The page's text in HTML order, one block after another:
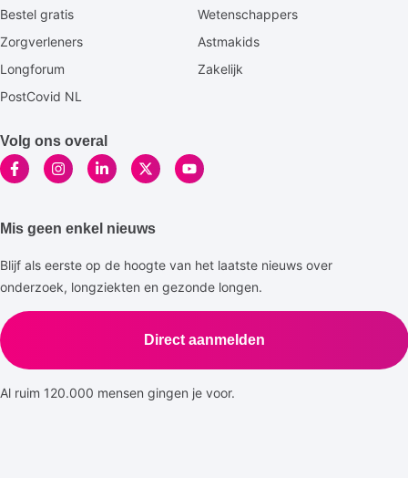
Bestel gratis
Wetenschappers
Zorgverleners
Astmakids
Longforum
Zakelijk
PostCovid NL
Volg ons overal
Mis geen enkel nieuws
Blijf als eerste op de hoogte van het laatste nieuws over
onderzoek, longziekten en gezonde longen.
Direct aanmelden
Al ruim 120.000 mensen gingen je voor.